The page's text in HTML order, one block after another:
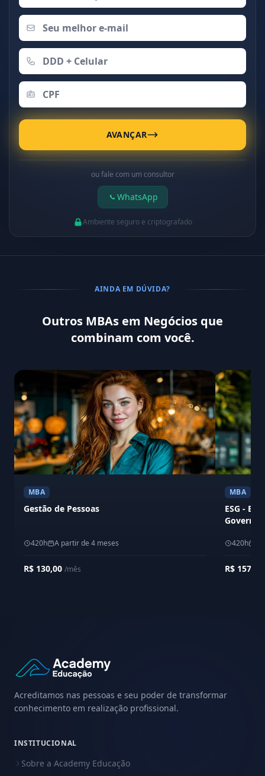
AVANÇAR
ou fale com um consultor
WhatsApp
Ambiente seguro e criptografado
AINDA EM DÚVIDA?
Outros MBAs em Negócios que
combinam com você.
MBA
Gestão de Pessoas
420h A partir de 4 meses
R$ 130,00 /mês
MBA
ESG -
420h
R$ 157,60
Acreditamos nas pessoas e seu poder de transformar
conhecimento em realização profissional.
INSTITUCIONAL
Sobre a Academy Educação